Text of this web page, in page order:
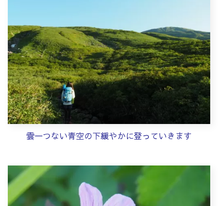
雲一つない青空の下緩やかに登っていきます